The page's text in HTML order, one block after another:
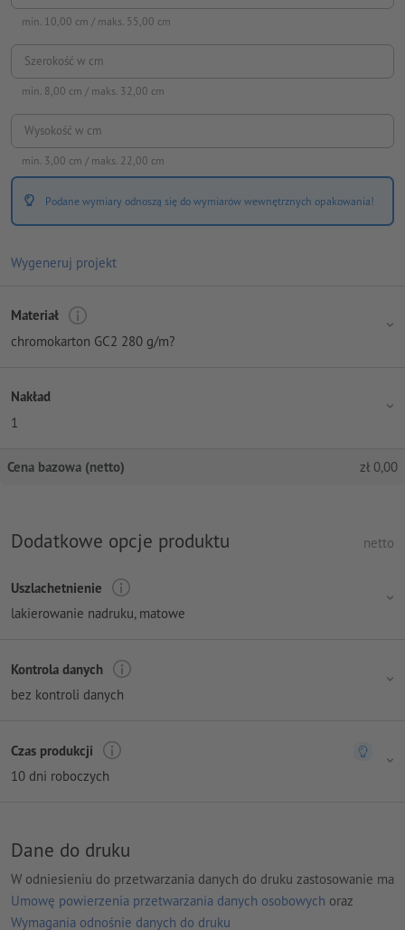
min. 10,00 cm / maks. 55,00 cm
Szerokość w cm
min. 8,00 cm / maks. 32,00 cm
Wysokość w cm
min. 3,00 cm / maks. 22,00 cm
Podane wymiary odnoszą się do wymiarów wewnętrznych opakowania!
Wygeneruj projekt
Materiał
chromokarton GC2 280 g/m?
Nakład
1
Cena bazowa (netto) zł 0,00
Dodatkowe opcje produktu netto
Uszlachetnienie
lakierowanie nadruku, matowe
Kontrola danych
bez kontroli danych
Czas produkcji
10 dni roboczych
Dane do druku
W odniesieniu do przetwarzania danych do druku zastosowanie ma
Umowę powierzenia przetwarzania danych osobowych oraz
Wymagania odnośnie danych do druku